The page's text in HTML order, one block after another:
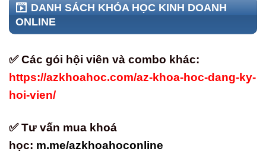
DANH SÁCH KHÓA HỌC KINH DOANH
ONLINE
✅ Các gói hội viên và combo khác:
https://azkhoahoc.com/az-khoa-hoc-dang-ky-
hoi-vien/
✅ Tư vấn mua khoá
học: m.me/azkhoahoconline